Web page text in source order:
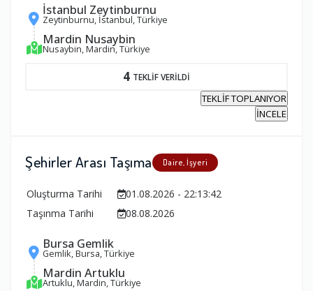
İstanbul Zeytinburnu
Zeytinburnu, İstanbul, Türkiye
Mardin Nusaybin
Nusaybin, Mardin, Türkiye
4 TEKLİF VERİLDİ
TEKLİF TOPLANIYOR
İNCELE
Şehirler Arası Taşıma Daire, İşyeri
Oluşturma Tarihi
01.08.2026 - 22:13:42
Taşınma Tarihi
08.08.2026
Bursa Gemlik
Gemlik, Bursa, Türkiye
Mardin Artuklu
Artuklu, Mardin, Türkiye